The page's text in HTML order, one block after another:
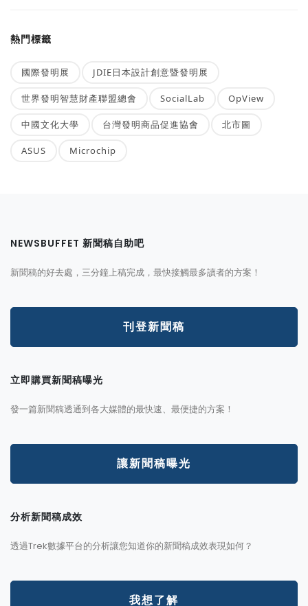
熱門標籤
國際發明展 JDIE日本設計創意暨發明展
世界發明智慧財產聯盟總會 SocialLab OpView
中國文化大學 台灣發明商品促進協會 北市圖
ASUS Microchip
NEWSBUFFET 新聞稿自助吧
新聞稿的好去處，三分鐘上稿完成，最快接觸最多讀者的方案！
刊登新聞稿
立即購買新聞稿曝光
發一篇新聞稿透通到各大媒體的最快速、最便捷的方案！
讓新聞稿曝光
分析新聞稿成效
透過Trek數據平台的分析讓您知道你的新聞稿成效表現如何？
我想了解